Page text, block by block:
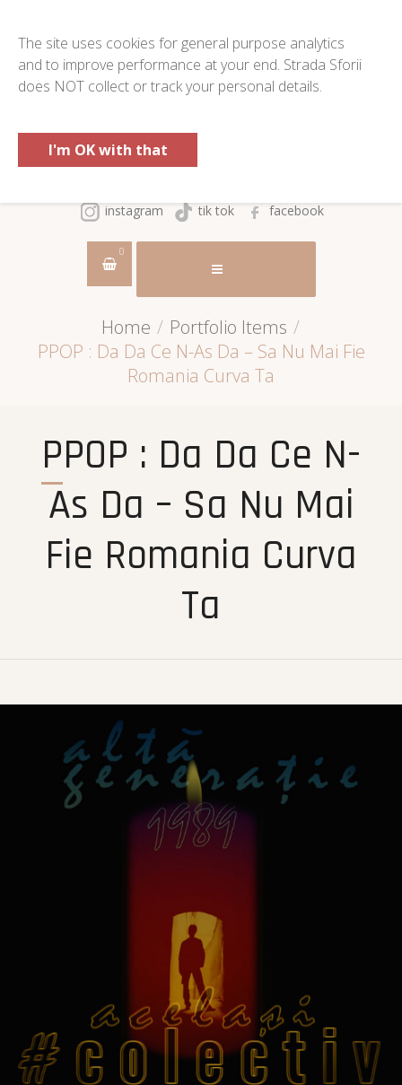
instagram tik tok facebook
0
Home / Portfolio Items /
PPOP : Da Da Ce N-As Da – Sa Nu Mai Fie
Romania Curva Ta
PPOP : Da Da Ce N-
As Da – Sa Nu Mai
Fie Romania Curva
Ta
The site uses cookies for general purpose analytics
and to improve performance at your end. Strada Sforii
does NOT collect or track your personal details.
I'm OK with that